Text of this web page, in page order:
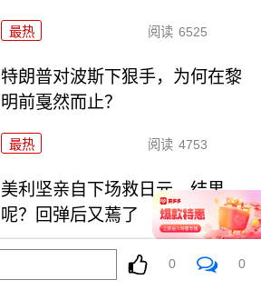
最热 阅读 6525
特朗普对波斯下狠手，为何在黎
明前戛然而止？
最热 阅读 4753
美利坚亲自下场救日元，结果
呢？回弹后又蔫了
阅读 12488
0 0